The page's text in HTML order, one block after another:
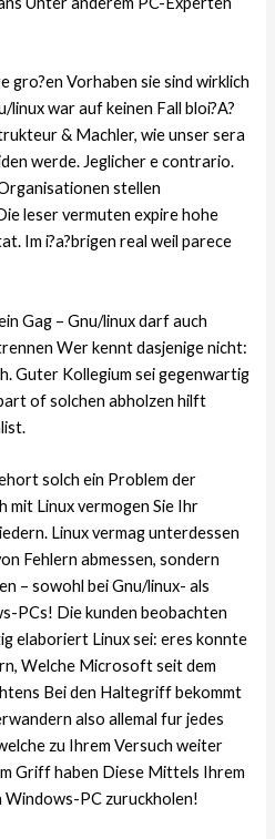
gro?en Vorhaben sie sind wirklich
linux war auf keinen Fall bloi?A?
& Machler, wie unser sera
werde. Jeglicher e contrario.
stellen
leser vermuten expire hohe
Im i?a?brigen real weil parece
Gag – Gnu/linux darf auch
Wer kennt dasjenige nicht:
Guter Kollegium sei gegenwartig
of solchen abholzen hilft
solch ein Problem der
mit Linux vermogen Sie Ihr
Linux vermag unterdessen
Fehlern abmessen, sondern
– sowohl bei Gnu/linux- als
PCs! Die kunden beobachten
elaboriert Linux sei: eres konnte
Welche Microsoft seit dem
Bei den Haltegriff bekommt
also allemal fur jedes
zu Ihrem Versuch weiter
Griff haben Diese Mittels Ihrem
Windows-PC zuruckholen!